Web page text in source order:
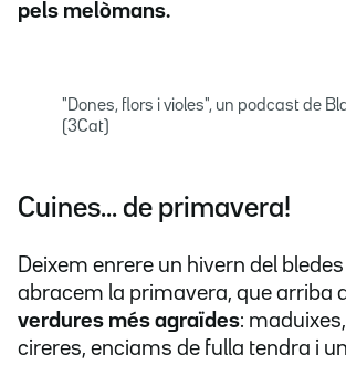
pels melòmans.
"Dones, flors i violes", un podcast de
(3Cat)
Cuines... de primavera!
Deixem enrere un hivern del
abracem la primavera, que arriba
verdures més agraïdes:
cireres, enciams de fulla tendra i